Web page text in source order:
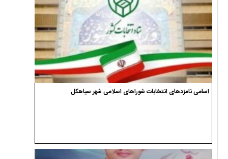
اسامی نامزدهای انتخابات شوراهای اسلامی شهر سیاهکل